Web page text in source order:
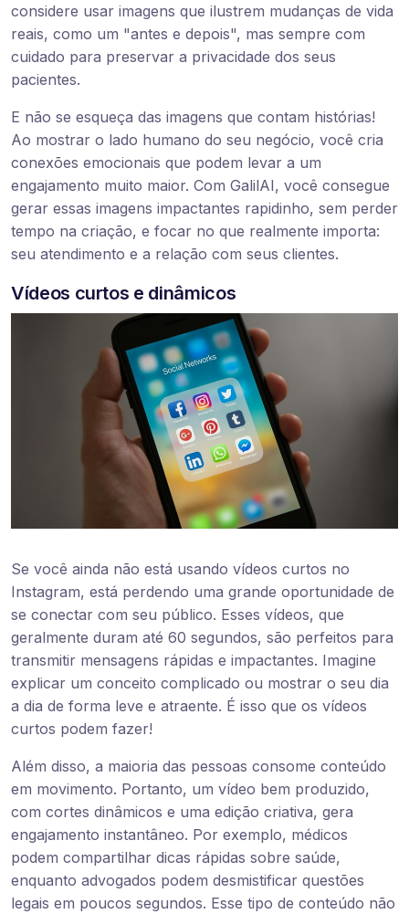
considere usar imagens que ilustrem mudanças de vida
reais, como um "antes e depois", mas sempre com
cuidado para preservar a privacidade dos seus
pacientes.
E não se esqueça das imagens que contam histórias!
Ao mostrar o lado humano do seu negócio, você cria
conexões emocionais que podem levar a um
engajamento muito maior. Com GalilAI, você consegue
gerar essas imagens impactantes rapidinho, sem perder
tempo na criação, e focar no que realmente importa:
seu atendimento e a relação com seus clientes.
Vídeos curtos e dinâmicos
Se você ainda não está usando vídeos curtos no
Instagram, está perdendo uma grande oportunidade de
se conectar com seu público. Esses vídeos, que
geralmente duram até 60 segundos, são perfeitos para
transmitir mensagens rápidas e impactantes. Imagine
explicar um conceito complicado ou mostrar o seu dia
a dia de forma leve e atraente. É isso que os vídeos
curtos podem fazer!
Além disso, a maioria das pessoas consome conteúdo
em movimento. Portanto, um vídeo bem produzido,
com cortes dinâmicos e uma edição criativa, gera
engajamento instantâneo. Por exemplo, médicos
podem compartilhar dicas rápidas sobre saúde,
enquanto advogados podem desmistificar questões
legais em poucos segundos. Esse tipo de conteúdo não